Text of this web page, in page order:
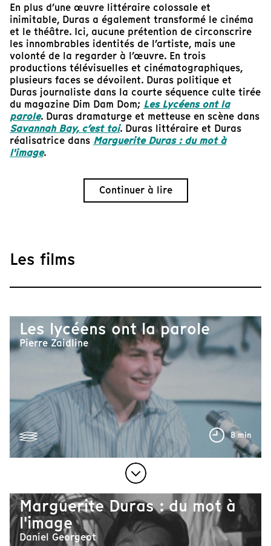
En plus d’une œuvre littéraire colossale et
inimitable, Duras a également transformé le cinéma
et le théâtre. Ici, aucune prétention de circonscrire
les innombrables identités de l’artiste, mais une
volonté de la regarder à l’œuvre. En trois
productions télévisuelles et cinématographiques,
plusieurs faces se dévoilent. Duras politique et
Duras journaliste dans la courte séquence culte tirée
du magazine Dim Dam Dom; Les Lycéens ont la
parole. Duras dramaturge et metteuse en scène dans
Savannah Bay, c’est toi. Duras littéraire et Duras
réalisatrice dans Marguerite Duras : du mot à
l'image.
Continuer à lire
Les films
Les lycéens ont la parole
Pierre Zaidline
8 min
Marguerite Duras : du mot à
l'image
Daniel Georgeot